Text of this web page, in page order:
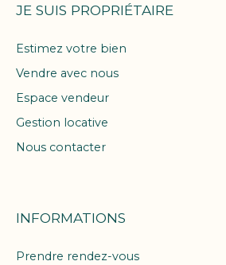
JE SUIS PROPRIÉTAIRE
Estimez votre bien
Vendre avec nous
Espace vendeur
Gestion locative
Nous contacter
INFORMATIONS
Prendre rendez-vous